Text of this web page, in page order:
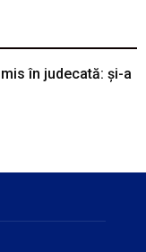
în judecată: și-a